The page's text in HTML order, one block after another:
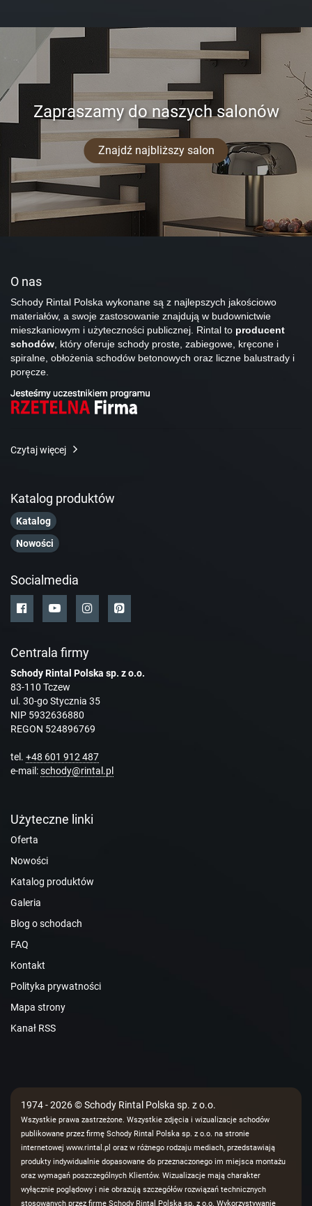
Zapraszamy do naszych salonów
Znajdź najbliższy salon
O nas
Schody Rintal Polska wykonane są z najlepszych jakościowo
materiałów, a swoje zastosowanie znajdują w budownictwie
mieszkaniowym i użyteczności publicznej. Rintal to producent
schodów, który oferuje schody proste, zabiegowe, kręcone i
spiralne, obłożenia schodów betonowych oraz liczne balustrady i
poręcze.
Czytaj więcej
Katalog produktów
Katalog
Nowości
Socialmedia
Centrala firmy
Schody Rintal Polska sp. z o.o.
83-110 Tczew
ul. 30-go Stycznia 35
NIP 5932636880
REGON 524896769
tel. +48 601 912 487
e-mail:schody@rintal.pl
Użyteczne linki
Oferta
Nowości
Katalog produktów
Galeria
Blog o schodach
FAQ
Kontakt
Polityka prywatności
Mapa strony
Kanał RSS
1974 - 2026 © Schody Rintal Polska sp. z o.o.
Wszystkie prawa zastrzeżone. Wszystkie zdjęcia i wizualizacje schodów
publikowane przez firmę Schody Rintal Polska sp. z o.o. na stronie
internetowej www.rintal.pl oraz w różnego rodzaju mediach, przedstawiają
produkty indywidualnie dopasowane do przeznaczonego im miejsca montażu
oraz wymagań poszczególnych Klientów. Wizualizacje mają charakter
wyłącznie poglądowy i nie obrazują szczegółów rozwiązań technicznych
stosowanych przez firmę Schody Rintal Polska sp. z o.o. Wykorzystywanie